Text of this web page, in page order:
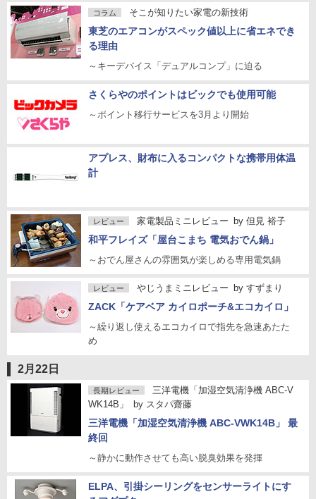
コラム そこが知りたい家電の新技術
東芝のエアコンがスペック値以上に省エネでき
る理由
～キーデバイス「デュアルコンプ」に迫る
さくらやのポイントはビックでも使用可能
～ポイント移行サービスを3月より開始
アプレス、財布に入るコンパクトな携帯用体温
計
レビュー 家電製品ミニレビュー by 但見 裕子
和平フレイズ「屋台こまち 電気おでん鍋」
～おでん屋さんの雰囲気が楽しめる専用電気鍋
レビュー やじうまミニレビュー by すずまり
ZACK「ケアベア カイロポーチ&エコカイロ」
～繰り返し使えるエコカイロで指先を急速あたた
め
2月22日
長期レビュー
三洋電機「加湿空気清浄機 ABC-V
WK14B」
by スタパ齋藤
三洋電機「加湿空気清浄機 ABC-VWK14B」 最
終回
～静かに動作させても高い脱臭効果を発揮
ELPA、引掛シーリングをセンサーライトにす